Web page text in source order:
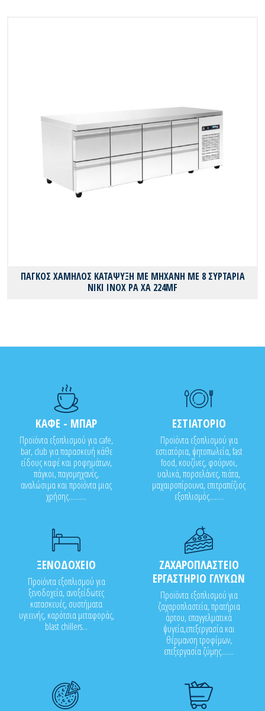
ΠΑΓΚΟΣ ΧΑΜΗΛΟΣ ΚΑΤΑΨΥΞΗ ΜΕ ΜΗΧΑΝΗ ΜΕ 8 ΣΥΡΤΑΡΙΑ
ΝΙΚΙ ΙΝΟΧ PA XA 224MF
ΚΑΦΕ - ΜΠΑΡ
Προϊόντα εξοπλισμού για cafe,
bar, club για παρασκευή κάθε
είδους καφέ και ροφημάτων,
πάγκοι, παγομηχανές,
αναλώσιμα και προϊόντα μιας
χρήσης..........
ΕΣΤΙΑΤΟΡΙΟ
Προϊόντα εξοπλισμού για
εστιατόρια, ψητοπωλεία, fast
food, κουζίνες, φούρνοι,
υαλικά, πορσελάνες, πιάτα,
μαχαιροπίρουνα, επιτραπέζιος
εξοπλισμός........
ΞΕΝΟΔΟΧΕΙΟ
Προϊόντα εξοπλισμού για
ξενοδοχεία, ανοξείδωτες
κατασκευές, συστήματα
υγιεινής, καρότσια μεταφοράς,
blast chillers...
ΖΑΧΑΡΟΠΛΑΣΤΕΙΟ
ΕΡΓΑΣΤΗΡΙΟ ΓΛΥΚΩΝ
Προϊόντα εξοπλισμού για
ζαχαροπλαστεία, πρατήρια
άρτου, επαγγελματικά
ψυγεία,επεξεργασία και
θέρμανση τροφίμων,
επεξεργασία ζύμης.......